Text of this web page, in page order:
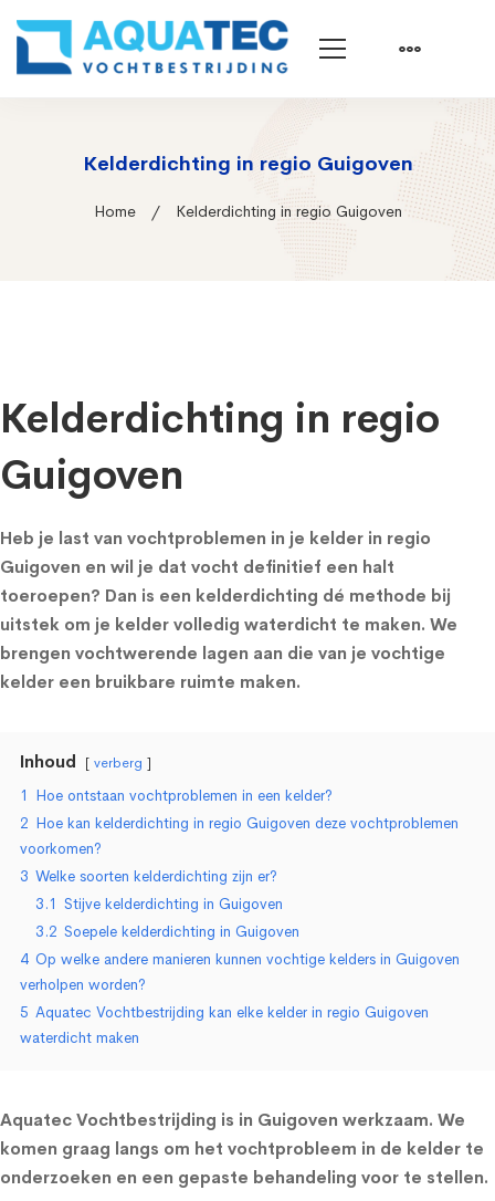
Kelderdichting in regio Guigoven
Home Kelderdichting in regio Guigoven
Kelderdichting in regio
Guigoven
Heb je last van vochtproblemen in je kelder in regio
Guigoven en wil je dat vocht definitief een halt
toeroepen? Dan is een kelderdichting dé methode bij
uitstek om je kelder volledig waterdicht te maken. We
brengen vochtwerende lagen aan die van je vochtige
kelder een bruikbare ruimte maken.
Inhoud verberg
1 Hoe ontstaan vochtproblemen in een kelder?
2 Hoe kan kelderdichting in regio Guigoven deze vochtproblemen
voorkomen?
3 Welke soorten kelderdichting zijn er?
3.1 Stijve kelderdichting in Guigoven
3.2 Soepele kelderdichting in Guigoven
4 Op welke andere manieren kunnen vochtige kelders in Guigoven
verholpen worden?
5 Aquatec Vochtbestrijding kan elke kelder in regio Guigoven
waterdicht maken
Aquatec Vochtbestrijding is in Guigoven werkzaam. We
komen graag langs om het vochtprobleem in de kelder te
onderzoeken en een gepaste behandeling voor te stellen.